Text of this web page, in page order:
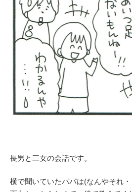
長男と三女の会話です。
横で聞いていたパパは(なんやそれ